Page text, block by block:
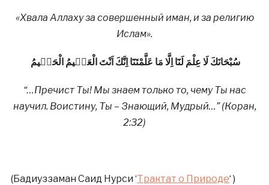
«Хвала Аллаху за совершенный иман, и за религию
Ислам».
سُبْحَانَكَ لَا عِلْمَ لَنَٓا اِلَّا مَا عَلَّمْتَنَٓا اِنَّكَ اَنْتَ الْعَلٖيمُ الْحَكٖيمُ
“…Пречист Ты! Мы знаем только то, чему Ты нас
научил. Воистину, Ты – Знающий, Мудрый…” (Коран,
2:32)
(Бадиуззаман Саид Нурси ‘Трактат о Природе‘ )